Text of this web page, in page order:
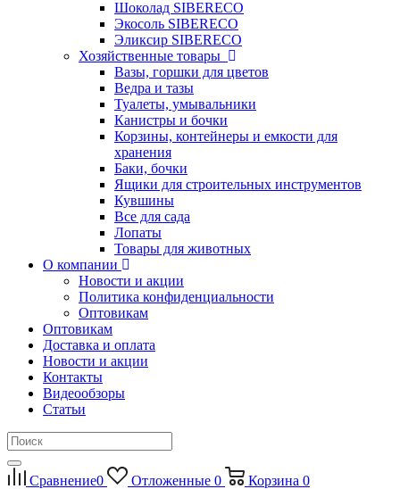
Шоколад SIBERECO
Экосоль SIBERECO
Эликсир SIBERECO
Хозяйственные товары
Вазы, горшки для цветов
Ведра и тазы
Туалеты, умывальники
Канистры и бочки
Корзины, контейнеры и емкости для
хранения
Баки, бочки
Ящики для строительных инструментов
Кувшины
Все для сада
Лопаты
Товары для животных
О компании
Новости и акции
Политика конфиденциальности
Оптовикам
Оптовикам
Доставка и оплата
Новости и акции
Контакты
Видеообзоры
Статьи
Сравнение0 Отложенные 0 Корзина 0